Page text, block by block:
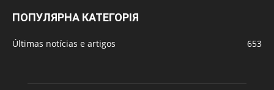
ПОПУЛЯРНА КАТЕГОРІЯ
Últimas notícias e artigos 653